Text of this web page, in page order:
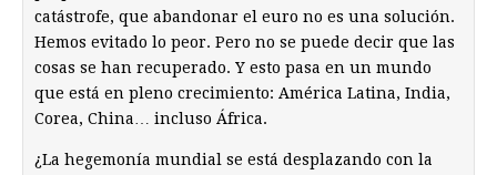
catástrofe, que abandonar el euro no es una solución.
Hemos evitado lo peor. Pero no se puede decir que las
cosas se han recuperado. Y esto pasa en un mundo
que está en pleno crecimiento: América Latina, India,
Corea, China… incluso África.
¿La hegemonía mundial se está desplazando con la